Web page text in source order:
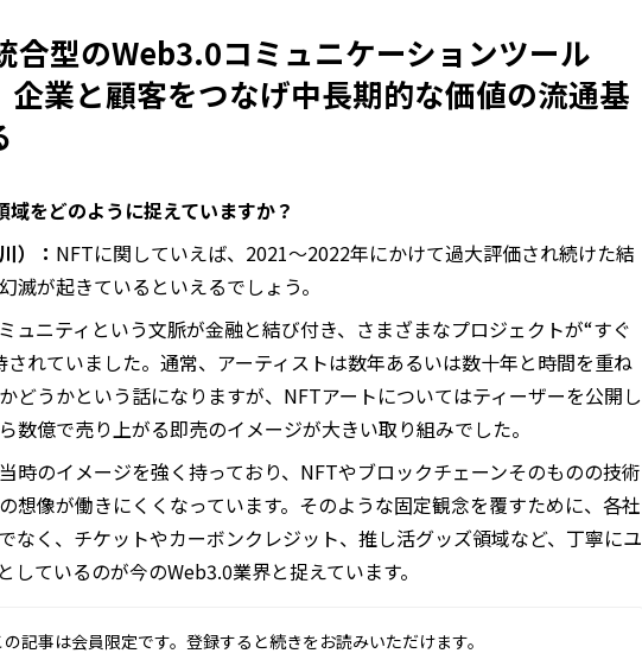
合型のWeb3.0コミュニケーションツール
企業と顧客をつなげ中長期的な価値の流通基
をどのように捉えていますか？
）： NFTに関していえば、2021～2022年にかけて過大評価され続けた結
滅が起きているといえるでしょう。
ュニティという文脈が金融と結び付き、さまざまなプロジェクトが“すぐ
されていました。通常、アーティストは数年あるいは数十年と時間を重ね
どうかという話になりますが、NFTアートについてはティーザーを公開し
数億で売り上がる即売のイメージが大きい取り組みでした。
時のイメージを強く持っており、NFTやブロックチェーンそのものの技術
想像が働きにくくなっています。そのような固定観念を覆すために、各社
なく、チケットやカーボンクレジット、推し活グッズ領域など、丁寧にユ
しているのが今のWeb3.0業界と捉えています。
の記事は会員限定です。登録すると続きをお読みいただけます。